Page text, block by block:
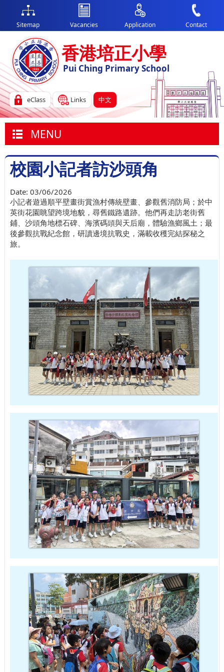
香港培正小學
Pui Ching Primary School
eClass Links 中文
Sitemap Vacancies Application Contact
MENU
校園小記者訪沙頭角
Date: 03/06/2026
小記者遊過順平壁畫街賞漁村傳統壁畫、參觀舊消防局；於中
英街花園眺望跨境地貌，尋舊鐵路遺跡。他們再走訪老街舊
鋪、沙頭角地標石碑、海濱碼頭與天后廟，體驗漁鄉風土；最
後參觀抗戰紀念館，研讀邊境抗戰史，滿載收穫完結探秘之
旅。